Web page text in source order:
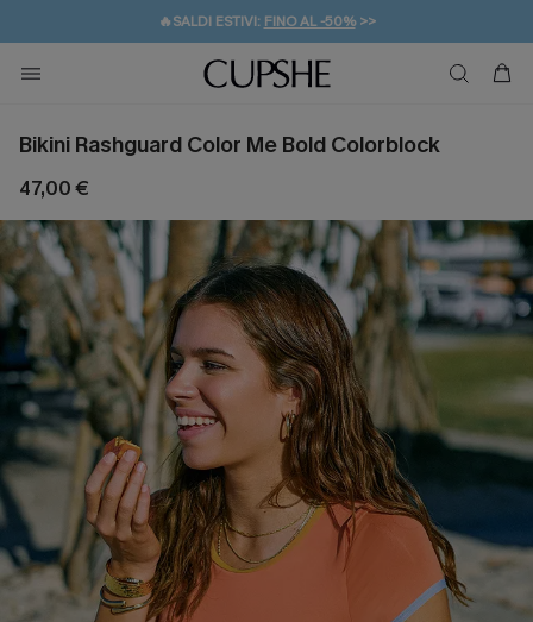
🔥SALDI ESTIVI: FINO AL -50%>>
🚚SPEDIZIONE GRATUITA DA 49€
💌REGALO PER I NUOVI: 20% DI SCONTO*
Bikini Rashguard Color Me Bold Colorblock
47,00 €